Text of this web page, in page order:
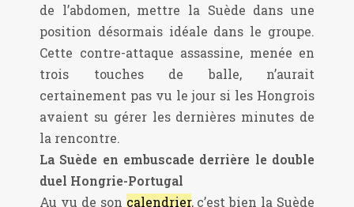
de l’abdomen, mettre la Suède dans une
position désormais idéale dans le groupe.
Cette contre-attaque assassine, menée en
trois touches de balle, n’aurait
certainement pas vu le jour si les Hongrois
avaient su gérer les dernières minutes de
la rencontre.
La Suède en embuscade derrière le double
duel Hongrie-Portugal
Au vu de son calendrier, c’est bien la Suède